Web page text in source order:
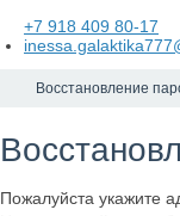
+7 918 409 80-17
Восстановление
Пожалуйста укажите